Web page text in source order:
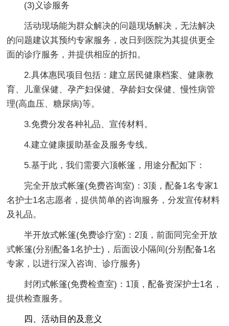
(3)义诊服务
活动现场能为群众解决的问题现场解决，无法解决
的问题建议其预约专家服务，改日到医院为其提供更全
面的诊疗服务，并提供相应的折扣。
2.具体惠民项目包括：建立居民健康档案、健康教
育、儿童保健、孕产妇保健、孕龄妇女保健、慢性病管
理(高血压、糖尿病)等。
3.免费分发各种礼品、宣传材料。
4.建立健康援助基金及服务专线。
5.基于此，我们需要六顶帐篷，用途分配如下：
完全开放式帐篷(免费咨询室)：3顶，配备1名专家1
名护士1名志愿者，提供简单的咨询服务，分发宣传材料
及礼品。
半开放式帐篷(免费诊疗室)：2顶，前面同完全开放
式帐篷(分别配备1名护士)，后面设小隔间(分别配备1名
专家，以进行深入咨询、诊疗服务)
封闭式帐篷(免费检查室)：1顶，配备资深护士1名，
提供检查服务。
四、活动目的及意义